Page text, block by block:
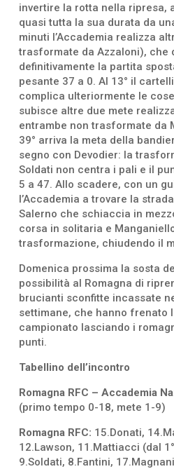
invertire la rotta nella ripresa,
quasi tutta la sua durata da
minuti l’Accademia realizza
trasformate da Azzaloni), che
definitivamente la partita
pesante 37 a 0. Al 13° il
complica ulteriormente le
subisce altre due mete
entrambe non trasformate da
39° arriva la meta della
segno con Devodier: la
Soldati non centra i pali e il
5 a 47. Allo scadere, con un
l’Accademia a trovare la
Salerno che schiaccia in
corsa in solitaria e
trasformazione, chiudendo il
Domenica prossima la sosta
possibilità al Romagna di
brucianti sconfitte incassate
settimane, che hanno frenato
campionato lasciando i
punti.
Tabellino dell’incontro
Romagna RFC – Accademia
(primo tempo 0-18, mete 1-9)
Romagna RFC: 15.Donati,
12.Lawson, 11.Mattiacci (dal
9.Soldati, 8.Fantini,